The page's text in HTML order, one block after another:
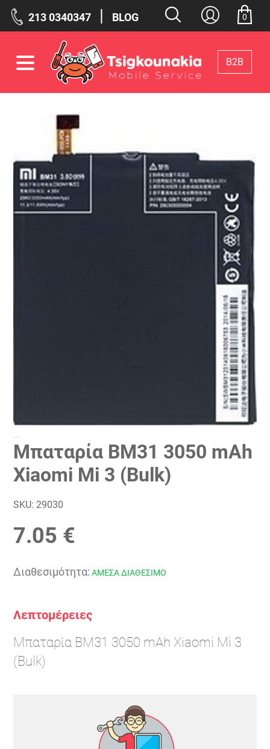
213 0340347 | BLOG
Β2Β
0
Επιλεγμένα Φίλτρα
Μπαταρία BM31 3050 mAh
Xiaomi Mi 3 (Bulk)
SKU: 29030
7.05 €
Διαθεσιμότητα: ΑΜΕΣΑ ΔΙΑΘΕΣΙΜΟ
Λεπτομέρειες
Μπαταρία BM31 3050 mAh Xiaomi Mi 3
(Bulk)